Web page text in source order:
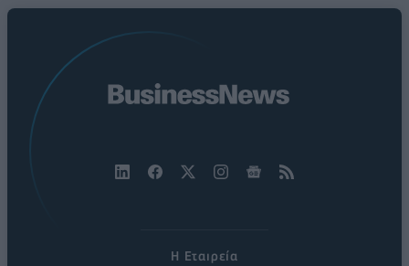
Η Εταιρεία